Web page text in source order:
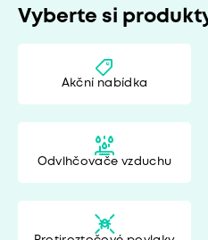
Vyberte si
Akční nabídka
Odvlhčovače vzduchu